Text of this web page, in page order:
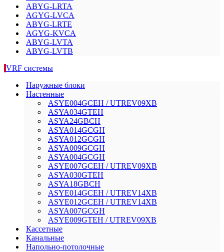
ABYG-LRTA
AGYG-LVCA
ABYG-LRTE
AGYG-KVCA
ABYG-LVTA
ABYG-LVTB
VRF системы
Наружные блоки
Настенные
ASYE004GCEH / UTREV09XB
ASYA034GТЕH
ASYA24GВCH
ASYA014GCGH
ASYA012GCGH
ASYA009GCGH
ASYA004GCGH
ASYE007GCEH / UTREV09XB
ASYA030GТЕH
ASYA18GВCH
ASYE014GСEH / UTREV14XB
ASYE012GСEH / UTREV14XB
ASYA007GCGH
ASYE009GTEH / UTREV09XB
Кассетные
Канальные
Напольно-потолочные